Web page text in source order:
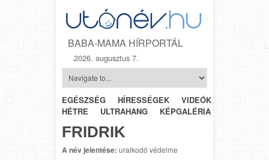
BABA-MAMA HÍRPORTÁL
2026. augusztus 7.
EGÉSZSÉG HÍRESSÉGEK VIDEÓK
HÉTRŐL-
HÉTRE
ULTRAHANG KÉPGALÉRIA
FRIDRIK
A név jelentése: uralkodó védelme